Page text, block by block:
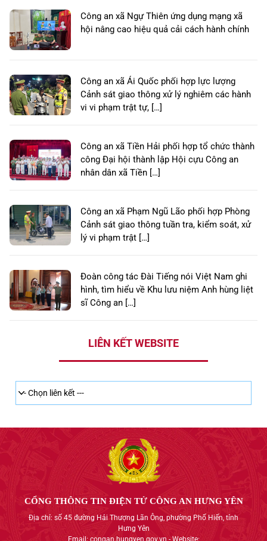
Công an xã Ngự Thiên ứng dụng mạng xã
hội nâng cao hiệu quả cải cách hành chính
Công an xã Ái Quốc phối hợp lực lượng
Cảnh sát giao thông xử lý nghiêm các hành
vi vi phạm trật tự, […]
Công an xã Tiền Hải phối hợp tổ chức thành
công Đại hội thành lập Hội cựu Công an
nhân dân xã Tiền […]
Công an xã Phạm Ngũ Lão phối hợp Phòng
Cảnh sát giao thông tuần tra, kiểm soát, xử
lý vi phạm trật […]
Đoàn công tác Đài Tiếng nói Việt Nam ghi
hình, tìm hiểu về Khu lưu niệm Anh hùng liệt
sĩ Công an […]
LIÊN KẾT WEBSITE
CỔNG THÔNG TIN ĐIỆN TỬ CÔNG AN HƯNG YÊN
Địa chỉ: số 45 đường Hải Thượng Lãn Ông, phường Phố Hiến, tỉnh
Hưng Yên
Email: congan.hungyen.gov.vn - Website: